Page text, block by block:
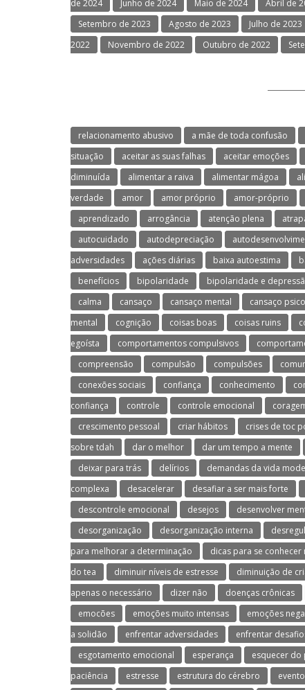
de 2024
Junho de 2024 Maio de 2024 Abril de
Setembro de 2023
Agosto de 2023 Julho de 2023
2022
Novembro de 2022 Outubro de 2022
relacionamento abusivo a mãe de toda confusão
situação
aceitar as suas falhas aceitar emoções
diminuída
alimentar a raiva alimentar mágoa
verdade
amor amor próprio amor-próprio
aprendizado
arrogância atenção plena
autocuidado
autodepreciação
adversidades
ações diárias baixa autoestima
benefícios
bipolaridade bipolaridade e
calma
cansaço cansaço mental cansaço
mental
cognição coisas boas coisas ruins
egoísta
comportamentos compulsivos
compreensão
compulsão compulsões
conexões sociais
confiança conhecimento
confiança
controle controle emocional
crescimento pessoal
criar hábitos crises de toc
sobre tdah
dar o melhor dar um tempo a mente
deixar para trás
delírios demandas da vida
complexa
desacelerar desafiar a ser mais forte
descontrole emocional
desejos desenvolver
desorganização
desorganização interna
para melhorar a determinação
dicas para se conhecer
do tea
diminuir níveis de estresse diminuição de
apenas o necessário
dizer não doenças crônicas
emocões
emoções muito intensas emoções
a solidão
enfrentar adversidades enfrentar
esgotamento emocional
esperança esquecer do
paciência
estresse estrutura do cérebro